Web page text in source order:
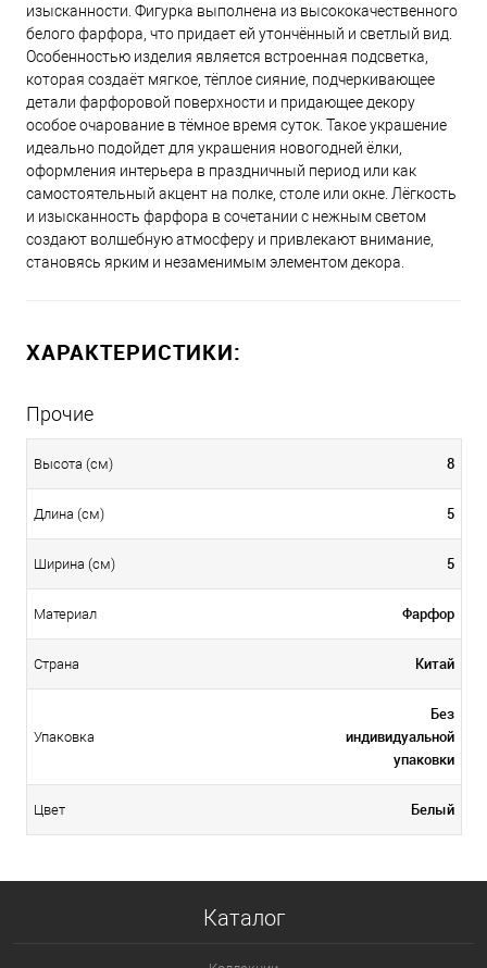
изысканности. Фигурка выполнена из высококачественного
белого фарфора, что придает ей утончённый и светлый вид.
Особенностью изделия является встроенная подсветка,
которая создаёт мягкое, тёплое сияние, подчеркивающее
детали фарфоровой поверхности и придающее декору
особое очарование в тёмное время суток. Такое украшение
идеально подойдет для украшения новогодней ёлки,
оформления интерьера в праздничный период или как
самостоятельный акцент на полке, столе или окне. Лёгкость
и изысканность фарфора в сочетании с нежным светом
создают волшебную атмосферу и привлекают внимание,
становясь ярким и незаменимым элементом декора.
ХАРАКТЕРИСТИКИ:
Прочие
Высота (см) 8
Длина (см) 5
Ширина (см) 5
Материал Фарфор
Страна Китай
Упаковка
Без
индивидуальной
упаковки
Цвет Белый
Каталог